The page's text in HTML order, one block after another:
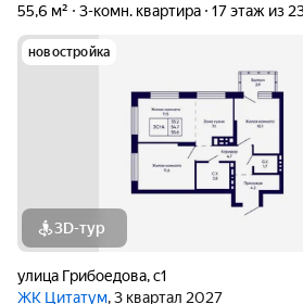
55,6 м²
3-комн. квартира 17 этаж из
новостройка
3D-тур
улица Грибоедова,с1
ЖК Цитатум, 3 квартал 2027